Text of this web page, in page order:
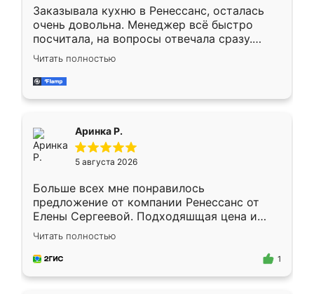
Заказывала кухню в Ренессанс, осталась
очень довольна. Менеджер всё быстро
посчитала, на вопросы отвечала сразу.
Замерщик приехал в субботу, подошёл к
делу со всей ответственностью. Собрали
за день, ребята работали аккуратно, даже
Читать полностью
Аринка Р.
5 августа 2026
Больше всех мне понравилось
предложение от компании Ренессанс от
Елены Сергеевой. Подходяшщая цена и
короткие сроки изготовления. Приехавший
для замера сотрудник Владислав
предложил по моему эскизу самый
Читать полностью
1